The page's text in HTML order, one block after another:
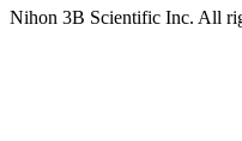
Nihon 3B Scientific Inc. All